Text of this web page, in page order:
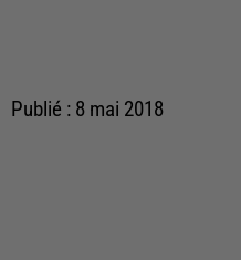
Publié : 8 mai 2018